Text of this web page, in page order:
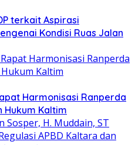
terkait Aspirasi
Kondisi Ruas Jalan
Harmonisasi Ranperda
Hukum Kaltim